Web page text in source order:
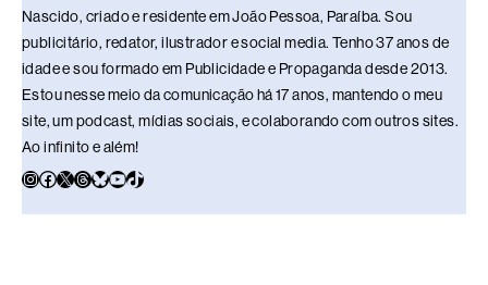
Nascido, criado e residente em João Pessoa, Paraíba. Sou
publicitário, redator, ilustrador e social media. Tenho 37 anos de
idade e sou formado em Publicidade e Propaganda desde 2013.
Estou nesse meio da comunicação há 17 anos, mantendo o meu
site, um podcast, mídias sociais, e colaborando com outros sites.
Ao infinito e além!